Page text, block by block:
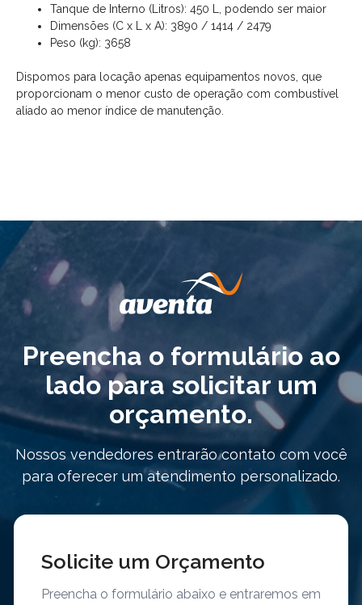
Tanque de Interno (Litros): 450 L, podendo ser maior
Dimensões (C x L x A): 3890 / 1414 / 2479
Peso (kg): 3658
Dispomos para locação apenas equipamentos novos, que
proporcionam o menor custo de operação com combustível
aliado ao menor índice de manutenção.
Preencha o formulário ao
lado para solicitar um
orçamento.
Nossos vendedores entrarão contato com você
para oferecer um atendimento personalizado.
Solicite um Orçamento
Preencha o formulário abaixo e entraremos em